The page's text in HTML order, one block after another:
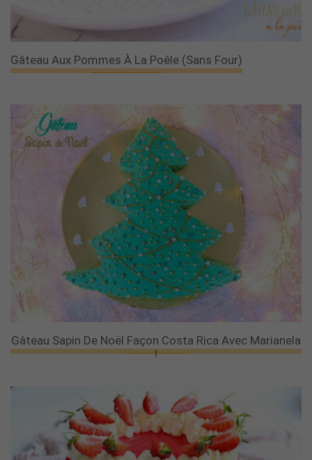
Gâteau Aux Pommes À La Poêle (sans Four)
Gâteau Sapin De Noël Façon Costa Rica Avec Marianela
!